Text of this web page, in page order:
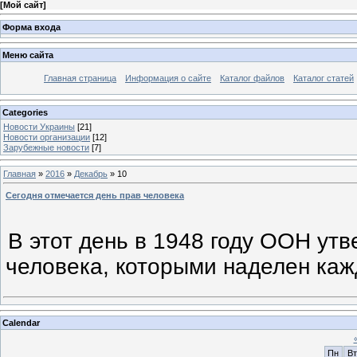
[Мой сайт]
Форма входа
Меню сайта
Главная страница Информация о сайте Каталог файлов Каталог статей
Categories
Новости Украины [21]
Новости организации [12]
Зарубежные новости [7]
Главная » 2016 » Декабрь » 10
Сегодня отмечается день прав человека
В этот день в 1948 году ООН
человека, которыми наделен
Calendar
Пн
Вт